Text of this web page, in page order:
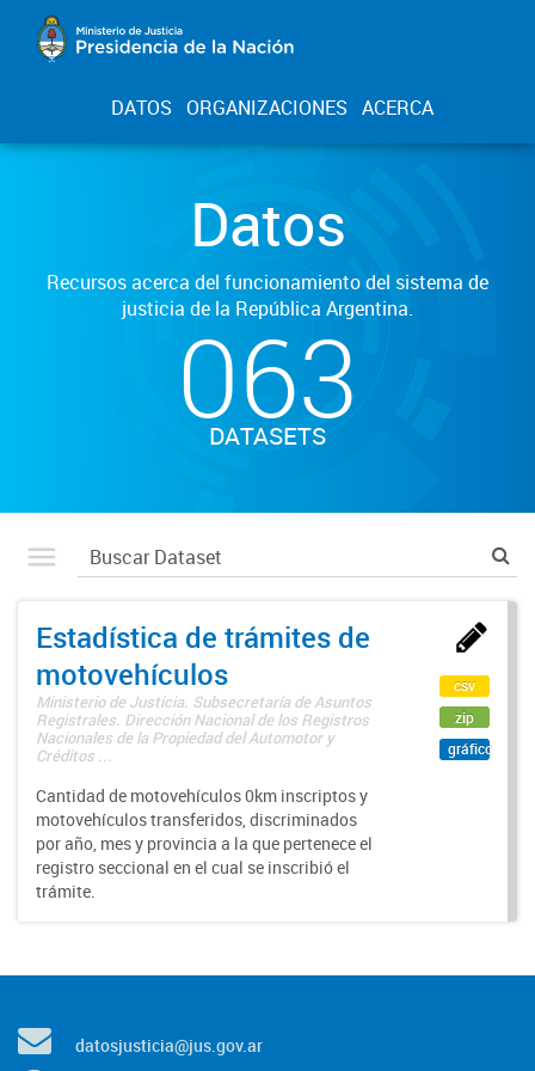
DATOS ORGANIZACIONES ACERCA
Datos
Recursos acerca del funcionamiento del sistema de
justicia de la República Argentina.
063
DATASETS
Estadística de trámites de
motovehículos
Ministerio de Justicia. Subsecretaría de Asuntos
Registrales. Dirección Nacional de los Registros
Nacionales de la Propiedad del Automotor y
Créditos ...
Cantidad de motovehículos 0km inscriptos y
motovehículos transferidos, discriminados
por año, mes y provincia a la que pertenece el
registro seccional en el cual se inscribió el
trámite.
csv
zip
gráfico
datosjusticia@jus.gov.ar